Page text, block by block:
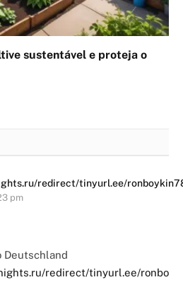
sustentável e proteja o
redirect/tinyurl.ee/
pm
Deutschland
redirect/tinyurl.ee/ronbo